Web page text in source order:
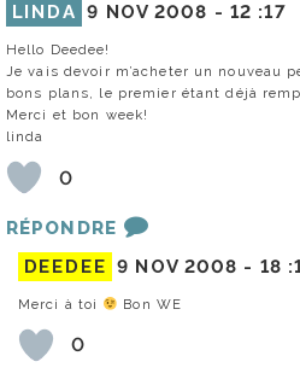
LINDA 9 NOV 2008 - 12 :17
Hello Deedee!
Je vais devoir m’acheter un nouveau
bons plans, le premier étant déjà
Merci et bon week!
linda
0
RÉPONDRE
DEEDEE 9 NOV 2008 - 18
Merci à toi Bon WE
0